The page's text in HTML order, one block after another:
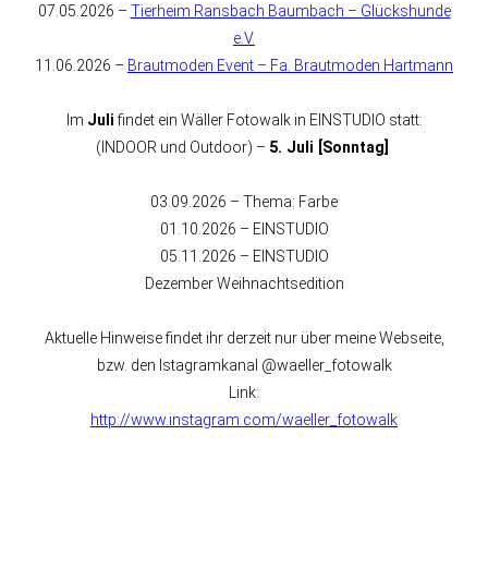
07.05.2026 – Tierheim Ransbach Baumbach – Glückshunde
e.V.
11.06.2026 – Brautmoden Event – Fa. Brautmoden Hartmann
Im Julifindet ein Wäller Fotowalk in EINSTUDIO statt:
(INDOOR und Outdoor) – 5. Juli [Sonntag]
03.09.2026 – Thema: Farbe
01.10.2026 – EINSTUDIO
05.11.2026 – EINSTUDIO
Dezember Weihnachtsedition
Aktuelle Hinweise findet ihr derzeit nur über meine Webseite,
bzw. den Istagramkanal @waeller_fotowalk
Link:
http://www.instagram.com/waeller_fotowalk